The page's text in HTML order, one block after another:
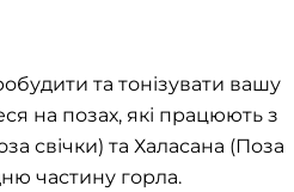
та тонізувати вашу
на позах, які працюють з
свічки) та Халасана (Поза
частину горла.